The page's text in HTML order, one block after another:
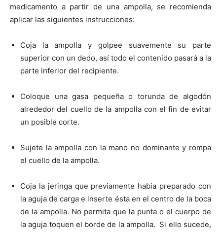
medicamento a partir de una ampolla, se recomienda
aplicar las siguientes instrucciones:
Coja la ampolla y golpee suavemente su parte
superior con un dedo, así todo el contenido pasará a la
parte inferior del recipiente.
Coloque una gasa pequeña o torunda de algodón
alrededor del cuello de la ampolla con el fin de evitar
un posible corte.
Sujete la ampolla con la mano no dominante y rompa
el cuello de la ampolla.
Coja la jeringa que previamente había preparado con
la aguja de carga e inserte ésta en el centro de la boca
de la ampolla. No permita que la punta o el cuerpo de
la aguja toquen el borde de la ampolla. Si ello sucede,